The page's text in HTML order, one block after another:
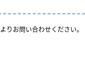
よりお問い合わせください。